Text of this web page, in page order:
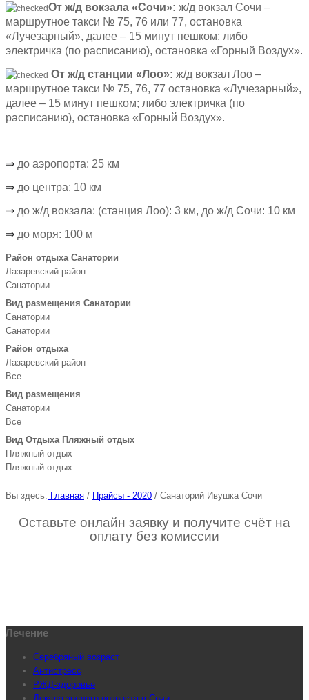
От ж/д вокзала «Сочи»: ж/д вокзал Сочи –
маршрутное такси № 75, 76 или 77, остановка
«Лучезарный», далее – 15 минут пешком; либо
электричка (по расписанию), остановка «Горный Воздух».
От ж/д станции «Лоо»: ж/д вокзал Лоо –
маршрутное такси № 75, 76, 77 остановка «Лучезарный»,
далее – 15 минут пешком; либо электричка (по
расписанию), остановка «Горный Воздух».
⇒ до аэропорта: 25 км
⇒ до центра: 10 км
⇒ до ж/д вокзала: (станция Лоо): 3 км, до ж/д Сочи: 10 км
⇒ до моря: 100 м
Район отдыха Санатории
Лазаревский район
Санатории
Вид размещения Санатории
Санатории
Санатории
Район отдыха
Лазаревский район
Все
Вид размещения
Санатории
Все
Вид Отдыха Пляжный отдых
Пляжный отдых
Пляжный отдых
Вы здесь: Главная / Прайсы - 2020 / Санаторий Ивушка Сочи
Оставьте онлайн заявку и получите счёт на
оплату без комиссии
Лечение
Серебряный возраст
Антистресс
РЖД-здоровье